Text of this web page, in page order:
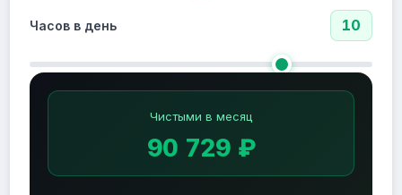
Часов в день 10
Чистыми в месяц
90 729 ₽